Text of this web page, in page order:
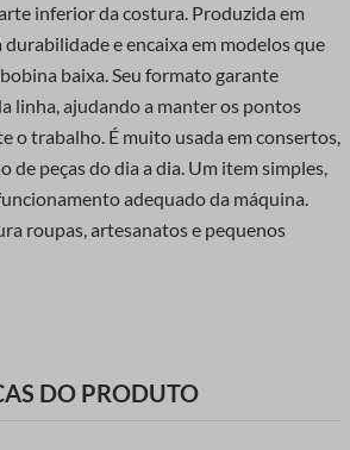
inferior da costura. Produzida em
durabilidade e encaixa em modelos que
baixa. Seu formato garante
linha, ajudando a manter os pontos
o trabalho. É muito usada em consertos,
de peças do dia a dia. Um item simples,
adequado da máquina.
roupas, artesanatos e pequenos
DO PRODUTO